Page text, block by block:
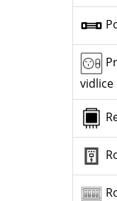
vidlice